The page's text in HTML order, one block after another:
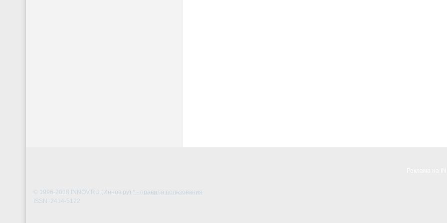
© 1996-2018 INNOV.RU (Иннов.ру) * - правила пользования
ISSN: 2414-5122